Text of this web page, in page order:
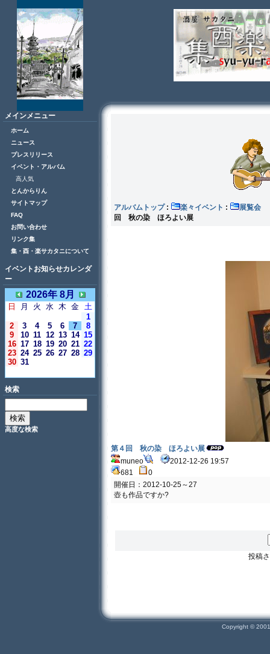
メインメニュー
ホーム
ニュース
プレスリリース
イベント・アルバム
高人気
とんからりん
サイトマップ
FAQ
お問い合わせ
リンク集
集・酉・楽サカタニについて
イベントお知らせカレンダ
ー
2026年 8月
日 月 火 水 木 金 土
1
2
3 4 5 6 7
8
9
10 11 12 13 14 15
16 17 18 19 20 21 22
23 24 25 26 27 28 29
30 31
検索
高度な検索
アルバムトップ: 楽々イベント :
回 秋の染 ほろよい展
第４回 秋の染 ほろよい展
muneo
2012-12-26 19:57
681
0
開催日：2012-10-25～27
壺も作品ですか?
投稿
Copyright ©